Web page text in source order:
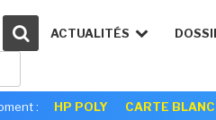
ACTUALITÉS
: HP POLY CARTE